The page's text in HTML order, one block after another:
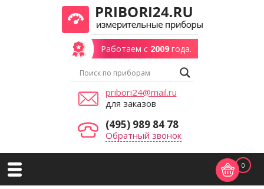
Работаем с 2009года.
pribori24@mail.ru
для заказов
(495) 989 84 78
Обратный звонок
0